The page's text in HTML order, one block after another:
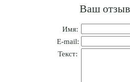
Ваш
Имя:
E-mail:
Текст: